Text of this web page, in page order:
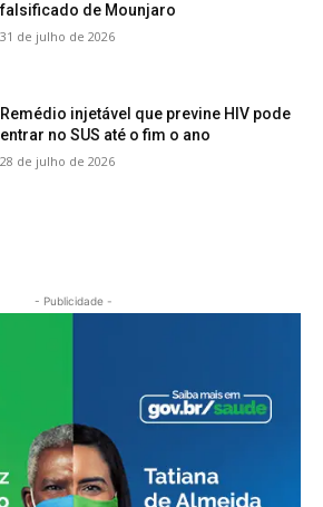
falsificado de Mounjaro
31 de julho de 2026
Remédio injetável que previne HIV pode
entrar no SUS até o fim o ano
28 de julho de 2026
- Publicidade -